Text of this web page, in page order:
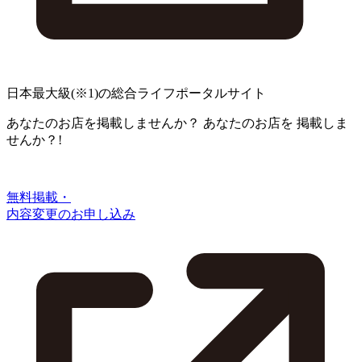
日本最大級(※1)の総合ライフポータルサイト
あなたのお店を掲載しませんか？ あなたのお店を 掲載しま
せんか？!
無料掲載・
内容変更のお申し込み